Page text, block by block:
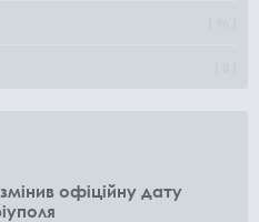
офіційну дату